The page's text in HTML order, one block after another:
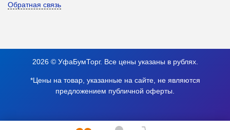
Обратная связь
2026 © УфаБумТорг. Все цены указаны в рублях.
*Цены на товар, указанные на сайте, не являются
предложением публичной оферты.